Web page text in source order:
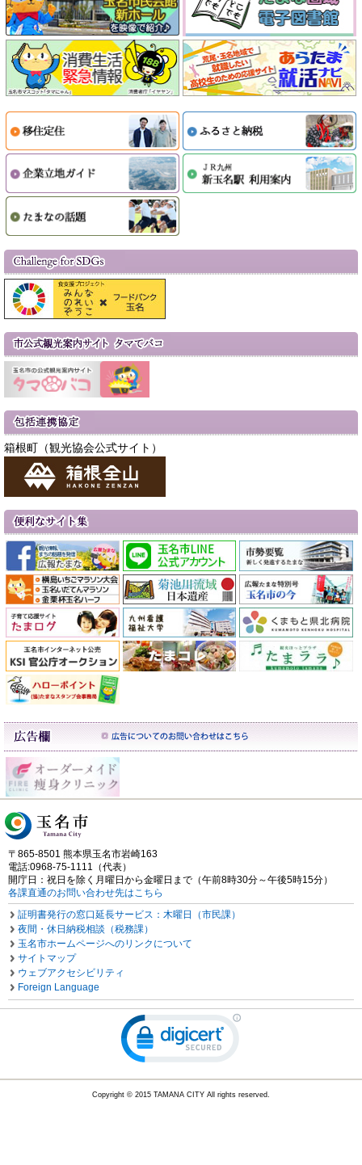
箱根町（観光協会公式サイト）
〒865-8501 熊本県玉名市岩崎163
電話:0968-75-1111（代表）
開庁日：祝日を除く月曜日から金曜日まで（午前8時30分～午後5時15分）
各課直通のお問い合わせ先はこちら
証明書発行の窓口延長サービス：木曜日（市民課）
夜間・休日納税相談（税務課）
玉名市ホームページへのリンクについて
サイトマップ
ウェブアクセシビリティ
Foreign Language
Copyright © 2015 TAMANA CITY All rights reserved.